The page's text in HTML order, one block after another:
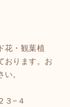
花・観葉植
おります。お
。
３−４